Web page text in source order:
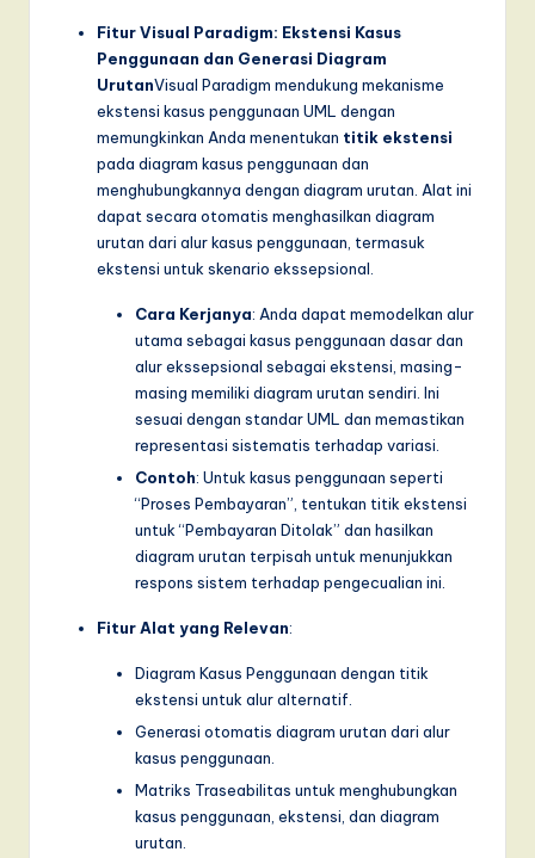
Fitur Visual Paradigm: Ekstensi Kasus
Penggunaan dan Generasi Diagram
UrutanVisual Paradigm mendukung mekanisme
ekstensi kasus penggunaan UML dengan
memungkinkan Anda menentukan titik ekstensi
pada diagram kasus penggunaan dan
menghubungkannya dengan diagram urutan. Alat ini
dapat secara otomatis menghasilkan diagram
urutan dari alur kasus penggunaan, termasuk
ekstensi untuk skenario ekssepsional.
Cara Kerjanya: Anda dapat memodelkan alur
utama sebagai kasus penggunaan dasar dan
alur ekssepsional sebagai ekstensi, masing-
masing memiliki diagram urutan sendiri. Ini
sesuai dengan standar UML dan memastikan
representasi sistematis terhadap variasi.
Contoh: Untuk kasus penggunaan seperti
“Proses Pembayaran”, tentukan titik ekstensi
untuk “Pembayaran Ditolak” dan hasilkan
diagram urutan terpisah untuk menunjukkan
respons sistem terhadap pengecualian ini.
Fitur Alat yang Relevan:
Diagram Kasus Penggunaan dengan titik
ekstensi untuk alur alternatif.
Generasi otomatis diagram urutan dari alur
kasus penggunaan.
Matriks Traseabilitas untuk menghubungkan
kasus penggunaan, ekstensi, dan diagram
urutan.